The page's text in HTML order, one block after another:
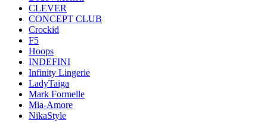
CLEVER
CONCEPT CLUB
Crockid
F5
Hoops
INDEFINI
Infinity Lingerie
LadyTaiga
Mark Formelle
Mia-Amore
NikaStyle